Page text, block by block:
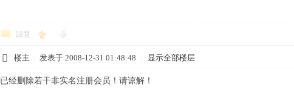
回复
楼主 发表于 2008-12-31 01:48:48 显示全部楼层
已经删除若干非实名注册会员！请谅解！